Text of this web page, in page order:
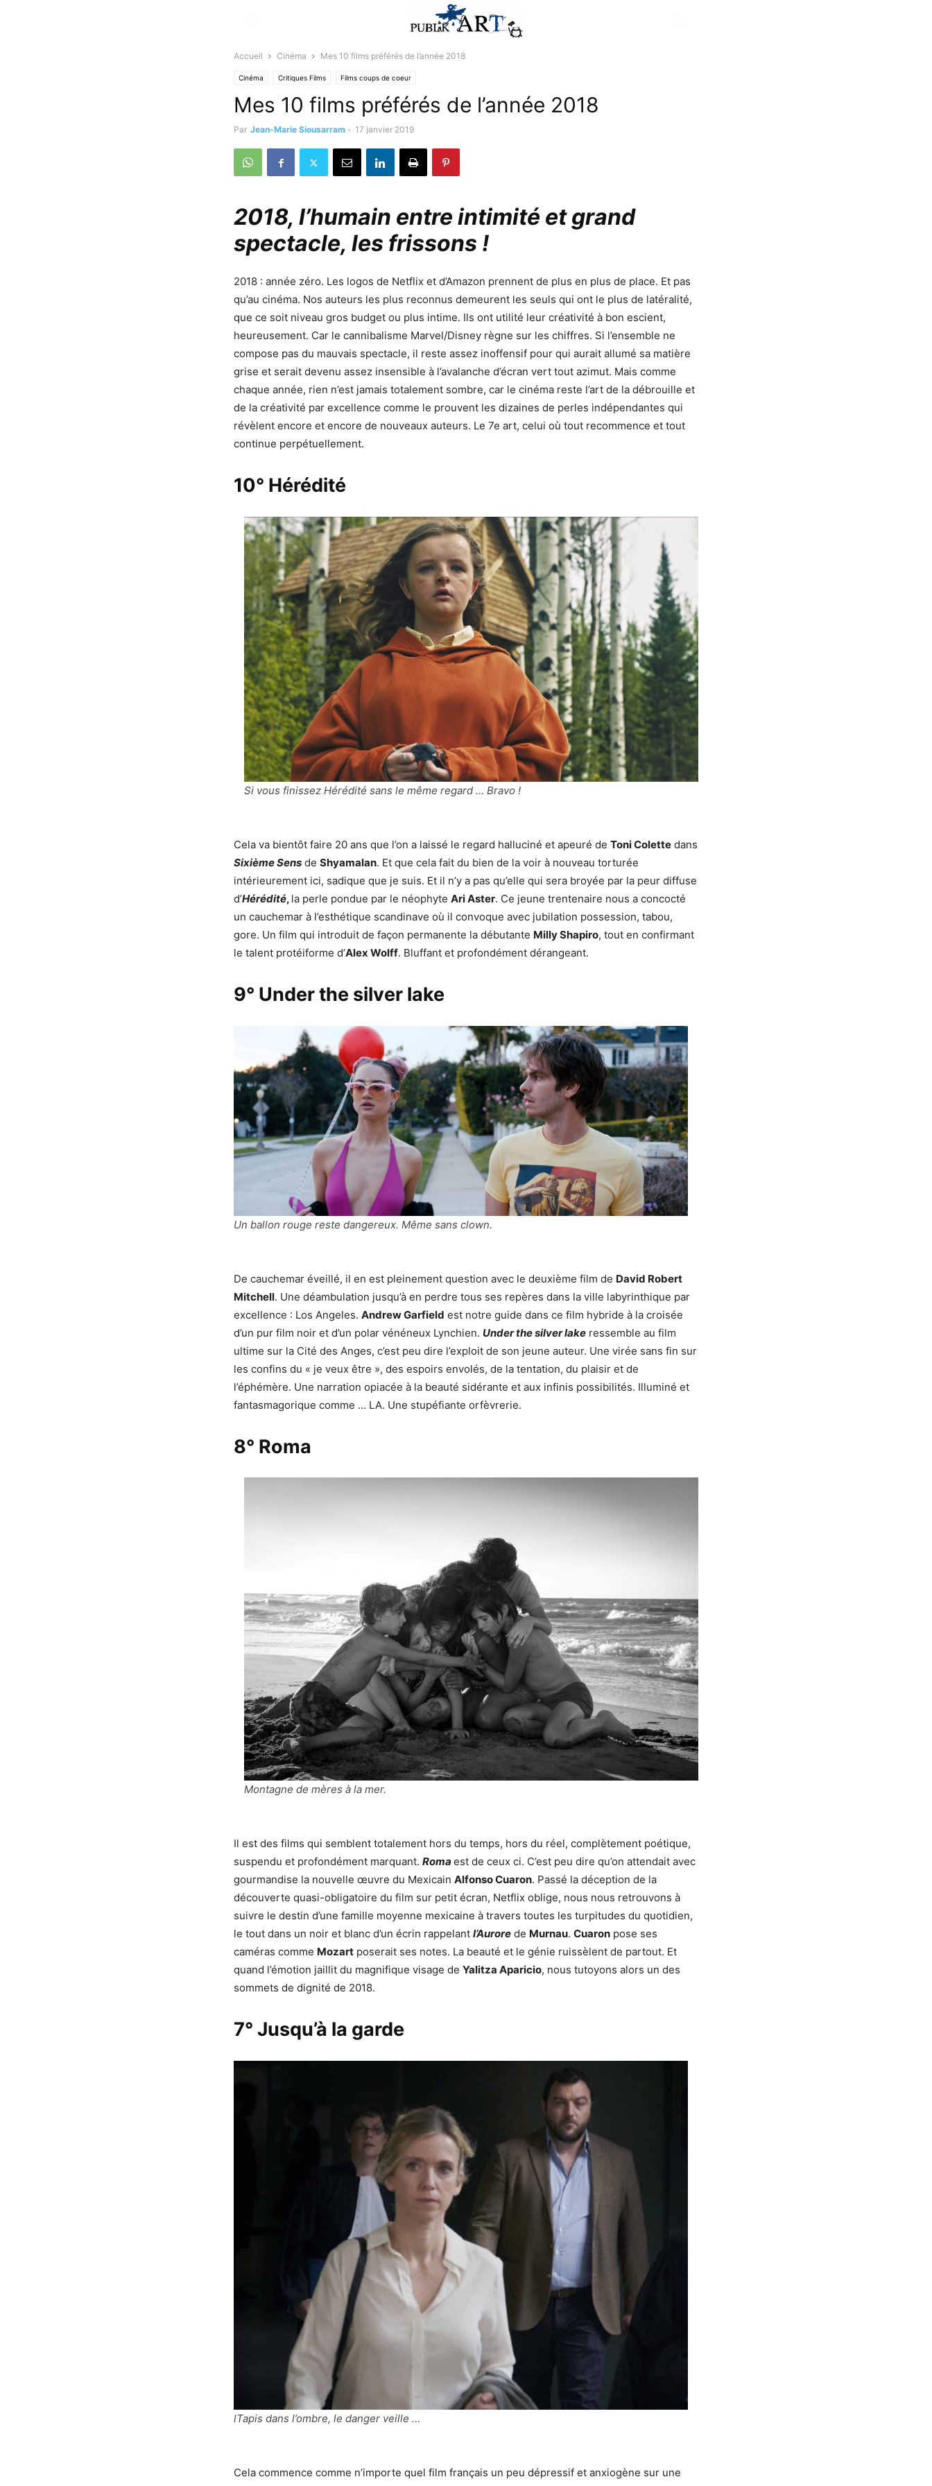
Accueil Cinéma Mes 10 films préférés de l’année 2018
Cinéma Critiques Films Films coups de coeur
Mes 10 films préférés de l’année 2018
Par Jean-Marie Siousarram - 17 janvier 2019
2018, l’humain entre intimité et grand
spectacle, les frissons !
2018 : année zéro. Les logos de Netflix et d’Amazon prennent de plus en plus de place. Et pas
qu’au cinéma. Nos auteurs les plus reconnus demeurent les seuls qui ont le plus de latéralité,
que ce soit niveau gros budget ou plus intime. Ils ont utilité leur créativité à bon escient,
heureusement. Car le cannibalisme Marvel/Disney règne sur les chiffres. Si l’ensemble ne
compose pas du mauvais spectacle, il reste assez inoffensif pour qui aurait allumé sa matière
grise et serait devenu assez insensible à l’avalanche d’écran vert tout azimut. Mais comme
chaque année, rien n’est jamais totalement sombre, car le cinéma reste l’art de la débrouille et
de la créativité par excellence comme le prouvent les dizaines de perles indépendantes qui
révèlent encore et encore de nouveaux auteurs. Le 7e art, celui où tout recommence et tout
continue perpétuellement.
10° Hérédité
Si vous finissez Hérédité sans le même regard … Bravo !
Cela va bientôt faire 20 ans que l’on a laissé le regard halluciné et apeuré de Toni Colette dans
Sixième Sens de Shyamalan. Et que cela fait du bien de la voir à nouveau torturée
intérieurement ici, sadique que je suis. Et il n’y a pas qu’elle qui sera broyée par la peur diffuse
d’Hérédité, la perle pondue par le néophyte Ari Aster. Ce jeune trentenaire nous a concocté
un cauchemar à l’esthétique scandinave où il convoque avec jubilation possession, tabou,
gore. Un film qui introduit de façon permanente la débutante Milly Shapiro, tout en confirmant
le talent protéiforme d’Alex Wolff. Bluffant et profondément dérangeant.
9° Under the silver lake
Un ballon rouge reste dangereux. Même sans clown.
De cauchemar éveillé, il en est pleinement question avec le deuxième film de David Robert
Mitchell. Une déambulation jusqu’à en perdre tous ses repères dans la ville labyrinthique par
excellence : Los Angeles. Andrew Garfield est notre guide dans ce film hybride à la croisée
d’un pur film noir et d’un polar vénéneux Lynchien. Under the silver lake ressemble au film
ultime sur la Cité des Anges, c’est peu dire l’exploit de son jeune auteur. Une virée sans fin sur
les confins du « je veux être », des espoirs envolés, de la tentation, du plaisir et de
l’éphémère. Une narration opiacée à la beauté sidérante et aux infinis possibilités. Illuminé et
fantasmagorique comme … LA. Une stupéfiante orfèvrerie.
8° Roma
Montagne de mères à la mer.
Il est des films qui semblent totalement hors du temps, hors du réel, complètement poétique,
suspendu et profondément marquant. Roma est de ceux ci. C’est peu dire qu’on attendait avec
gourmandise la nouvelle œuvre du Mexicain Alfonso Cuaron. Passé la déception de la
découverte quasi-obligatoire du film sur petit écran, Netflix oblige, nous nous retrouvons à
suivre le destin d’une famille moyenne mexicaine à travers toutes les turpitudes du quotidien,
le tout dans un noir et blanc d’un écrin rappelant l’Aurore de Murnau. Cuaron pose ses
caméras comme Mozart poserait ses notes. La beauté et le génie ruissèlent de partout. Et
quand l’émotion jaillit du magnifique visage de Yalitza Aparicio, nous tutoyons alors un des
sommets de dignité de 2018.
7° Jusqu’à la garde
lTapis dans l’ombre, le danger veille …
Cela commence comme n’importe quel film français un peu dépressif et anxiogène sur une